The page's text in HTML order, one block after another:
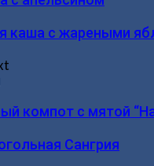
каша с жареными
компот с мятой
Сангрия